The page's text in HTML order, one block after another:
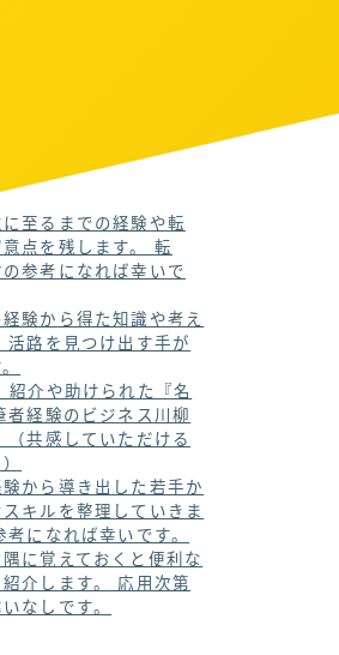
至るまでの経験や転
点を残します。 転
参考になれば幸いで
験から得た知識や考え
活路を見つけ出す手が
紹介や助けられた『名
者経験のビジネス川柳
（共感していただける
験から導き出した若手か
キルを整理していきま
になれば幸いです。
に覚えておくと便利な
紹介します。 応用次第
なしです。